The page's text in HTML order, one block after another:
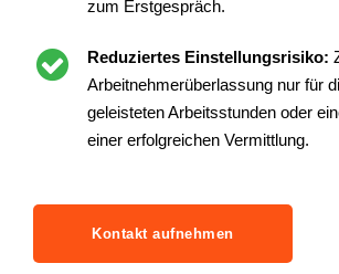
Fachpersonal passend zu Ihren
Persönlicher Ansprechpartner:
eine persönliche Ansprechperson,
allen Fragen unterstützt.